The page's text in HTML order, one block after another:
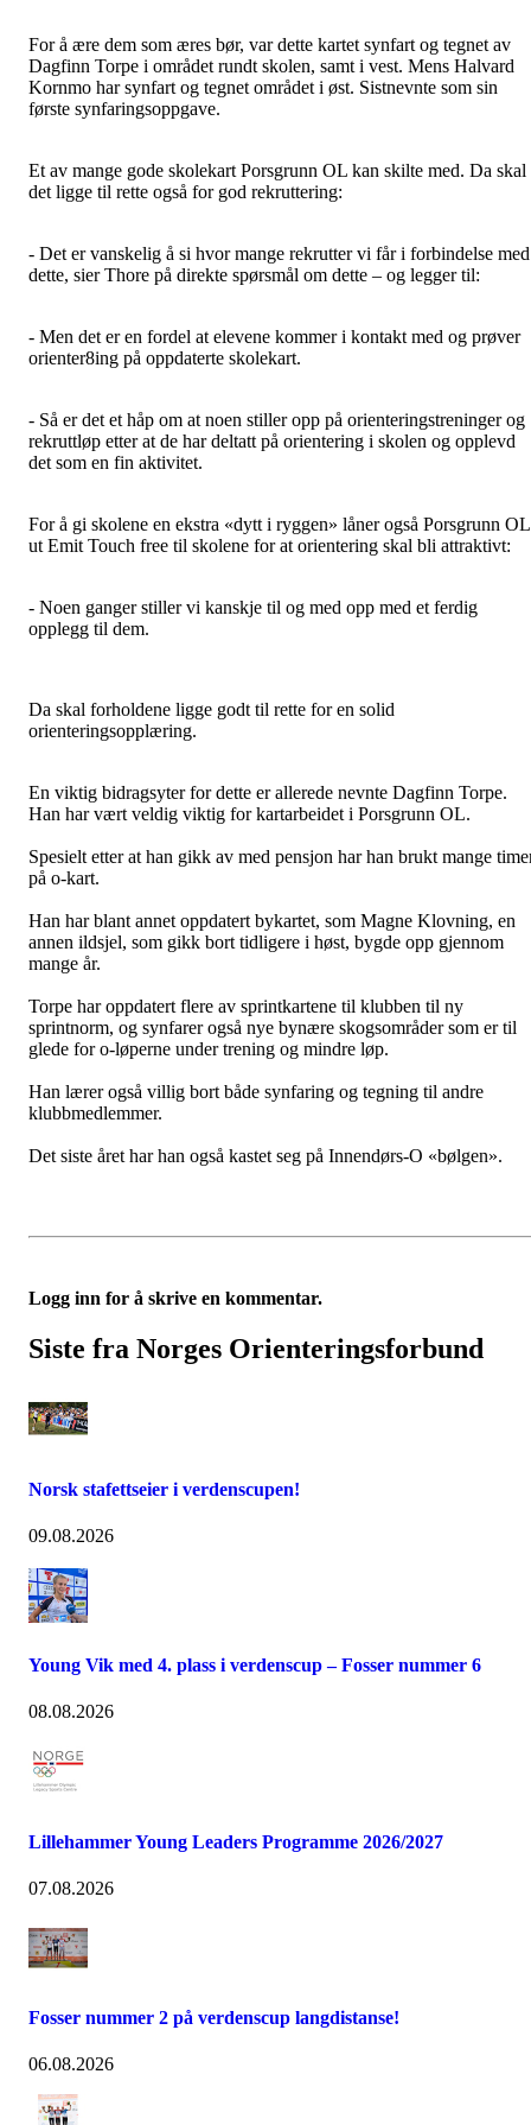
For å ære dem som æres bør, var dette kartet synfart og tegnet av
Dagfinn Torpe i området rundt skolen, samt i vest. Mens Halvard
Kornmo har synfart og tegnet området i øst. Sistnevnte som sin
første synfaringsoppgave.
Et av mange gode skolekart Porsgrunn OL kan skilte med. Da skal
det ligge til rette også for god rekruttering:
- Det er vanskelig å si hvor mange rekrutter vi får i forbindelse med
dette, sier Thore på direkte spørsmål om dette – og legger til:
- Men det er en fordel at elevene kommer i kontakt med og prøver
orienter8ing på oppdaterte skolekart.
- Så er det et håp om at noen stiller opp på orienteringstreninger og
rekruttløp etter at de har deltatt på orientering i skolen og opplevd
det som en fin aktivitet.
For å gi skolene en ekstra «dytt i ryggen» låner også Porsgrunn OL
ut Emit Touch free til skolene for at orientering skal bli attraktivt:
- Noen ganger stiller vi kanskje til og med opp med et ferdig
opplegg til dem.
Da skal forholdene ligge godt til rette for en solid
orienteringsopplæring.
En viktig bidragsyter for dette er allerede nevnte Dagfinn Torpe.
Han har vært veldig viktig for kartarbeidet i Porsgrunn OL.
Spesielt etter at han gikk av med pensjon har han brukt mange
på o-kart.
Han har blant annet oppdatert bykartet, som Magne Klovning, en
annen ildsjel, som gikk bort tidligere i høst, bygde opp gjennom
mange år.
Torpe har oppdatert flere av sprintkartene til klubben til ny
sprintnorm, og synfarer også nye bynære skogsområder som er til
glede for o-løperne under trening og mindre løp.
Han lærer også villig bort både synfaring og tegning til andre
klubbmedlemmer.
Det siste året har han også kastet seg på Innendørs-O «bølgen».
Logg inn for å skrive en kommentar.
Siste fra Norges Orienteringsforbund
Norsk stafettseier i verdenscupen!
09.08.2026
Young Vik med 4. plass i verdenscup – Fosser nummer 6
08.08.2026
Lillehammer Young Leaders Programme 2026/2027
07.08.2026
Fosser nummer 2 på verdenscup langdistanse!
06.08.2026